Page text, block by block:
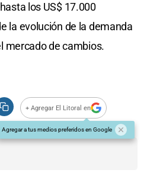
los US$ 17.000
la evolución de la demanda
mercado de cambios.
+ Agregar El Litoral en
Agregar a tus medios preferidos en Google